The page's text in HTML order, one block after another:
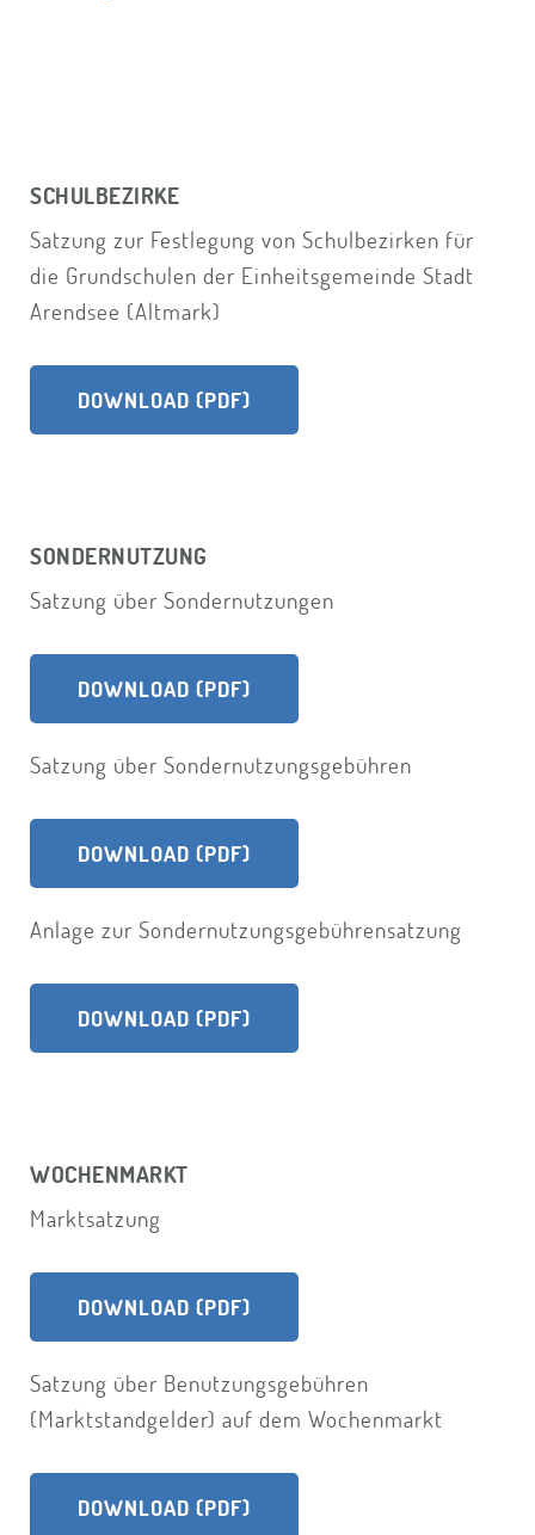
SCHULBEZIRKE
Satzung zur Festlegung von Schulbezirken für
die Grundschulen der Einheitsgemeinde Stadt
Arendsee (Altmark)
DOWNLOAD (PDF)
SONDERNUTZUNG
Satzung über Sondernutzungen
DOWNLOAD (PDF)
Satzung über Sondernutzungsgebühren
DOWNLOAD (PDF)
Anlage zur Sondernutzungsgebührensatzung
DOWNLOAD (PDF)
WOCHENMARKT
Marktsatzung
DOWNLOAD (PDF)
Satzung über Benutzungsgebühren
(Marktstandgelder) auf dem Wochenmarkt
DOWNLOAD (PDF)